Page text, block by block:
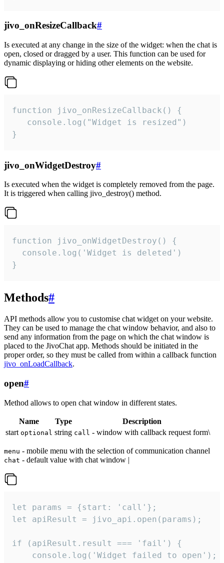
jivo_onResizeCallback#
Is executed at any change in the size of the widget: when the chat is
open, closed or dragged by a user. This function can be used for
dynamic displaying or hiding other elements on the website.
function jivo_onResizeCallback() {
   console.log("Widget is resized")
}
jivo_onWidgetDestroy#
Is executed when the widget is completely removed from the page.
It is triggered when calling jivo_destroy() method.
function jivo_onWidgetDestroy() {
  console.log('Widget is deleted')
}
Methods#
API methods allow you to customise chat widget on your website.
They can be used to manage the chat window behavior, and also to
send any information from the page on which the chat window is
placed to the JivoChat app. Methods should be initiated in the
proper order, so they must be called from within a callback function
jivo_onLoadCallback.
open#
Method allows to open chat window in different states.
Name Type
Description
start optional string call - window with callback request form\
menu - mobile menu with the selection of communication channel
chat - default value with chat window |
let params = {start: 'call'};
let apiResult = jivo_api.open(params);
if (apiResult.result === 'fail') {
    console.log('Widget failed to open');